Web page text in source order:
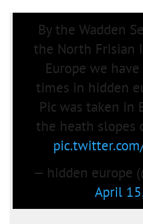
By the Wadden
the North Frisian
Europe we
times in hidden
Pic was taken in
the heath slopes
— hidden europe
April